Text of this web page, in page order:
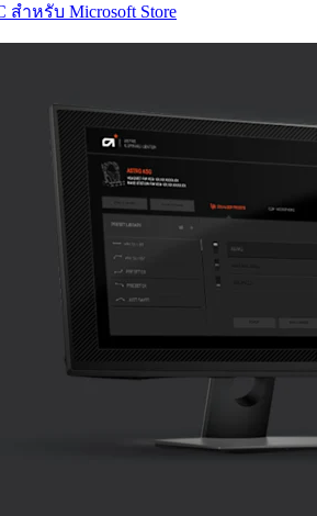
ำหรับ Microsoft Store